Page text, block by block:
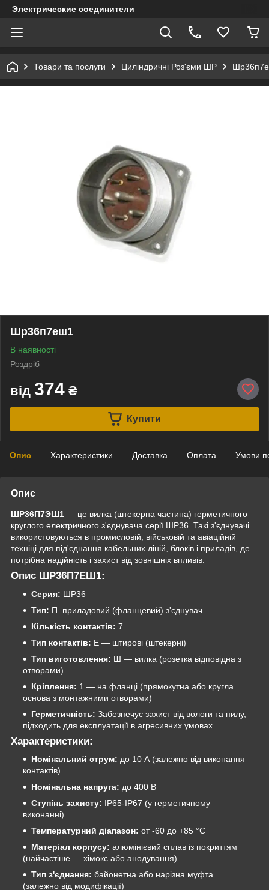
Электрические соединители
Товари та послуги Циліндричні Роз'єми ШР
Шр36п7еш1
В наявності
Роздріб
від 374 ₴
Купити
Опис Характеристики Доставка Оплата Умови
Опис
ШР36П7ЭШ1 — це вилка (штекерна частина) герметичного
круглого електричного з'єднувача серії ШР36. Такі з'єднувачі
використовуються в промисловій, військовій та авіаційній
техніці для під'єднання кабельних ліній, блоків і приладів, де
потрібна надійність і захист від зовнішніх впливів.
Опис ШР36П7ЕШ1:
Серия: ШР36
Тип: П. приладовий (фланцевий) з'єднувач
Кількість контактів: 7
Тип контактів: Е — штирові (штекерні)
Тип виготовлення: Ш — вилка (розетка відповідна з
отворами)
Кріплення: 1 — на фланці (прямокутна або кругла
основа з монтажними отворами)
Герметичність: Забезпечує захист від вологи та пилу,
підходить для експлуатації в агресивних умовах
Характеристики:
Номінальний струм: до 10 А (залежно від виконання
контактів)
Номінальна напруга: до 400 В
Ступінь захисту: IP65-IP67 (у герметичному
виконанні)
Температурний діапазон: от -60 до +85 °C
Матеріал корпусу: алюмінієвий сплав із покриттям
(найчастіше — хімокс або анодування)
Тип з'єднання: байонетна або нарізна муфта
(залежно від модифікації)